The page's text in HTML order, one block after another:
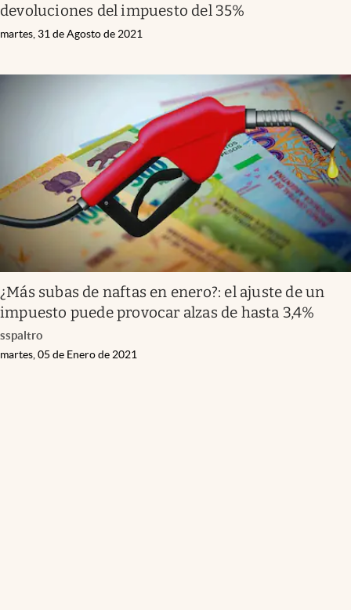
devoluciones del impuesto del 35%
martes, 31 de Agosto de 2021
¿Más subas de naftas en enero?: el ajuste de un
impuesto puede provocar alzas de hasta 3,4%
sspaltro
martes, 05 de Enero de 2021